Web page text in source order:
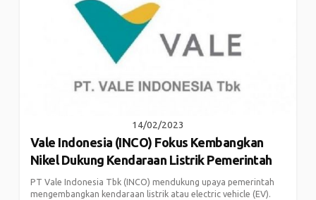
14/02/2023
Vale Indonesia (INCO) Fokus Kembangkan
Nikel Dukung Kendaraan Listrik Pemerintah
PT Vale Indonesia Tbk (INCO) mendukung upaya pemerintah
mengembangkan kendaraan listrik atau electric vehicle (EV).